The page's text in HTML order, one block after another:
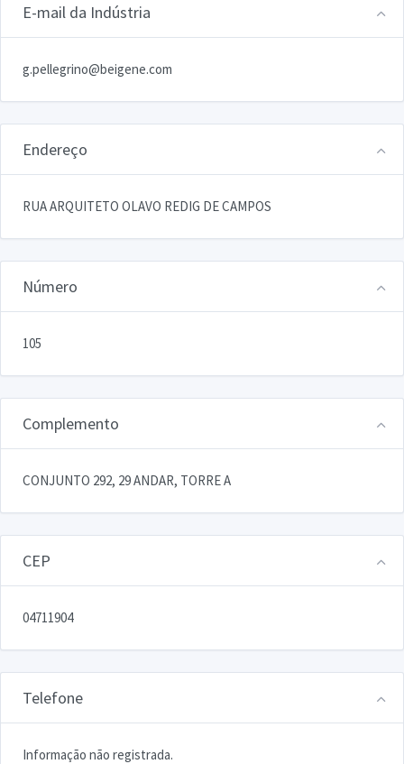
E-mail da Indústria
g.pellegrino@beigene.com
Endereço
RUA ARQUITETO OLAVO REDIG DE CAMPOS
Número
105
Complemento
CONJUNTO 292, 29 ANDAR, TORRE A
CEP
04711904
Telefone
Informação não registrada.